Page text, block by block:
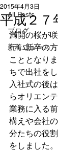
All Posts
ブログ
新着ニュース
平成２
2015年4月3日
満開の桜が
行い新卒の
こととなり
ちで出社を
入社式の後
らオリエン
業務に入る
構えや会社
分たちの役
をしました。